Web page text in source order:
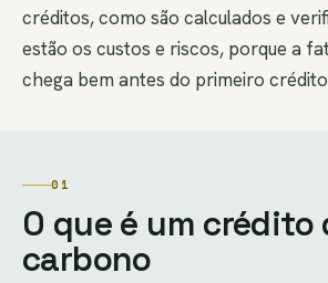
créditos, como são calculados e
estão os custos e riscos, porque a
chega bem antes do primeiro
01
O que é um crédito
carbono